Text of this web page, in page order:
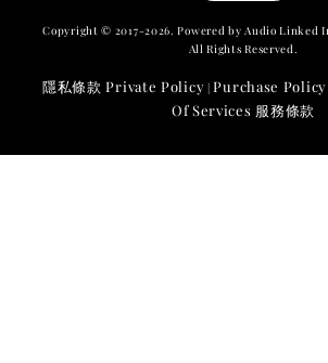
Copyright © 2017-2026. Powered by Audio Linked
All Rights Reserved.
隱私條款 Private Policy |Purchase Policy
Of Services 服務條款